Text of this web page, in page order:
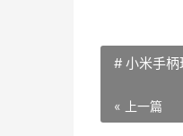
# 小米手柄
« 上一篇